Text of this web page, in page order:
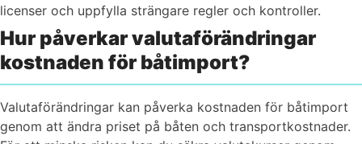
licenser och uppfylla strängare regler och kontroller.
Hur påverkar valutaförändringar
kostnaden för båtimport?
Valutaförändringar kan påverka kostnaden för båtimport
genom att ändra priset på båten och transportkostnader.